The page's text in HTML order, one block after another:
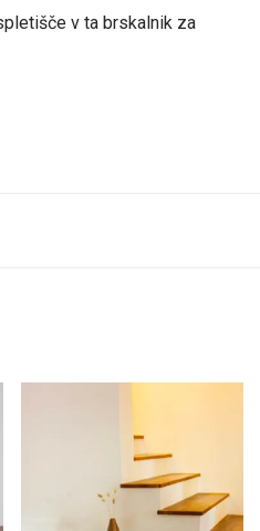
v ta brskalnik za